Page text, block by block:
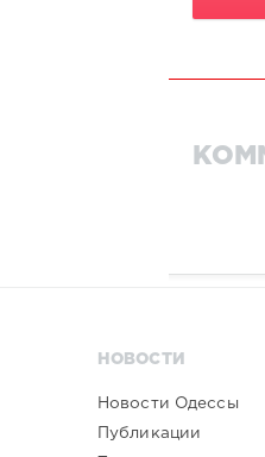
НОВОСТИ
Новости Одессы
Публикации